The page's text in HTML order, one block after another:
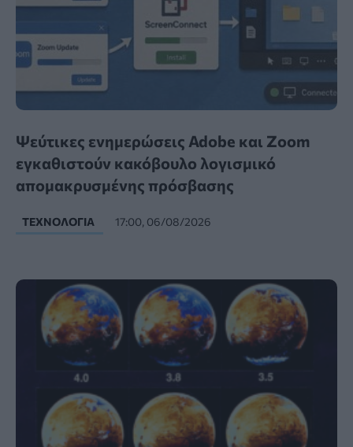
Ψεύτικες ενημερώσεις Adobe και Zoom
εγκαθιστούν κακόβουλο λογισμικό
απομακρυσμένης πρόσβασης
ΤΕΧΝΟΛΟΓΊΑ 17:00, 06/08/2026